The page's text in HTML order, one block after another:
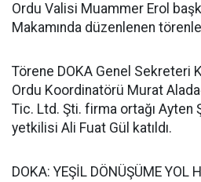
Ordu Valisi Muammer Erol
Makamında düzenlenen
Törene DOKA Genel Sekreteri
Ordu Koordinatörü Murat
Tic. Ltd. Şti. firma ortağı Ayten
yetkilisi Ali Fuat Gül katıldı.
DOKA: YEŞİL DÖNÜŞÜME YOL